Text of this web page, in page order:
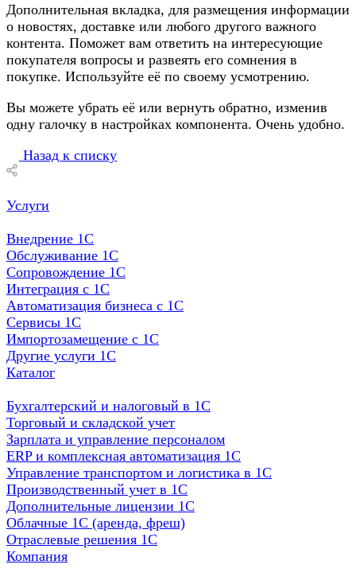
Дополнительная вкладка, для размещения информации
о новостях, доставке или любого другого важного
контента. Поможет вам ответить на интересующие
покупателя вопросы и развеять его сомнения в
покупке. Используйте её по своему усмотрению.
Вы можете убрать её или вернуть обратно, изменив
одну галочку в настройках компонента. Очень удобно.
Назад к списку
Услуги
Внедрение 1С
Обслуживание 1С
Сопровождение 1С
Интеграция с 1С
Автоматизация бизнеса с 1С
Сервисы 1С
Импортозамещение с 1С
Другие услуги 1С
Каталог
Бухгалтерский и налоговый в 1С
Торговый и складской учет
Зарплата и управление персоналом
ERP и комплексная автоматизация 1С
Управление транспортом и логистика в 1С
Производственный учет в 1С
Дополнительные лицензии 1С
Облачные 1С (аренда, фреш)
Отраслевые решения 1С
Компания